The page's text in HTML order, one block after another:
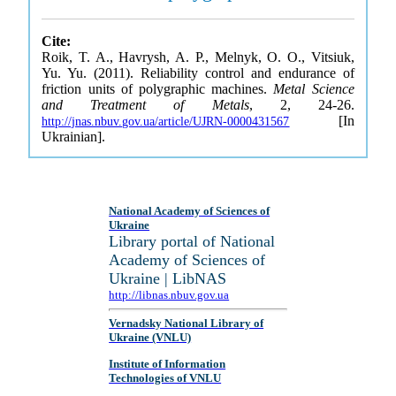
Cite:
Roik, T. A., Havrysh, A. P., Melnyk, O. O., Vitsiuk,
Yu. Yu. (2011). Reliability control and endurance of
friction units of polygraphic machines. Metal Science
and Treatment of Metals, 2, 24-26.
http://jnas.nbuv.gov.ua/article/UJRN-0000431567 [In
Ukrainian].
National Academy of Sciences of
Ukraine
Library portal of National
Academy of Sciences of
Ukraine | LibNAS
http://libnas.nbuv.gov.ua
Vernadsky National Library of
Ukraine (VNLU)
Institute of Information
Technologies of VNLU